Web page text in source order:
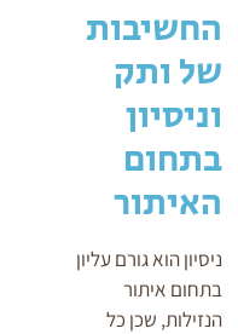
החשיבות
של ותק
וניסיון
בתחום
האיתור
ניסיון הוא גורם עליון
בתחום איתור
הנזילות, שכן כל